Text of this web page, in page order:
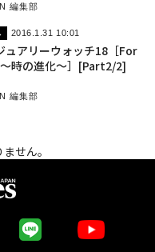
編集部
2016.1.31 10:01
ュアリーウォッチ18［For
時の進化〜］[Part2/2]
編集部
せん。